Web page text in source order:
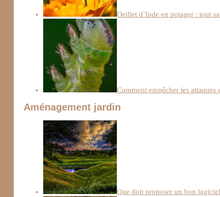
Oeillet d’Inde en potager : tout
Comment empêcher les attaques
Aménagement jardin
Que doit proposer un bon